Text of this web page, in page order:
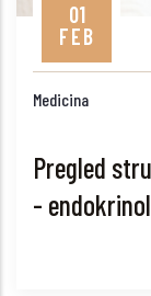
01
FEB
Medicina
Pregled
-